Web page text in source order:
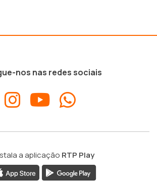
nos nas redes sociais
a aplicação RTP Play